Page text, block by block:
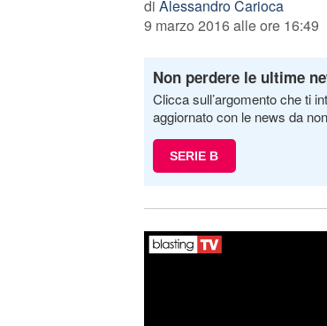
di Alessandro Carioca
9 marzo 2016 alle ore 16:49
Non perdere le ultime
Clicca sull’argomento che ti
aggiornato con le news da
SERIE B